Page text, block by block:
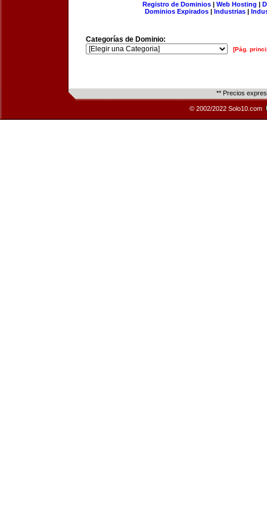
Registro de Dominios| Web Hosting |
Dominios Expirados | Industrias |
Categorías de Dominio:
[Pág.
** Precios
© 2002/2022 Solo10.com